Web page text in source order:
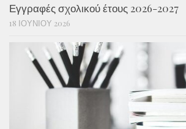
Εγγραφές σχολικού έτους 2026-2027
18 ΙΟΥΝΊΟΥ 2026